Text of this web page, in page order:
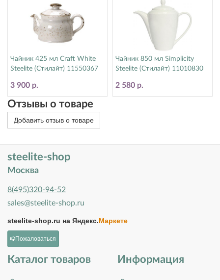
Чайник 425 мл Craft White
Steelite (Стилайт) 11550367
3 900 р.
Чайник 850 мл Simplicity
Steelite (Стилайт) 11010830
2 580 р.
Отзывы о товаре
Добавить отзыв о товаре
steelite-shop
Москва
8(495)320-94-52
sales@steelite-shop.ru
steelite-shop.ru на Яндекс.Маркете
Пожаловаться
Каталог товаров Информация